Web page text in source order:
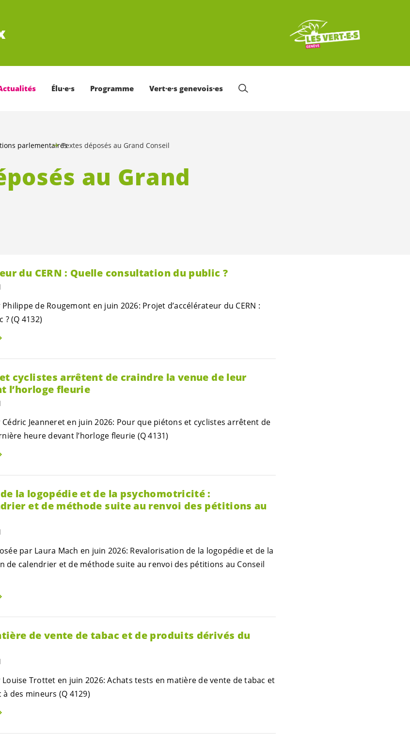
Élu·e·s Programme Vert·e·s genevois·es
parlementairesTextes déposés au Grand Conseil
au Grand
du CERN : Quelle consultation du public ?
de Rougemont en juin 2026: Projet d’accélérateur du CERN :
(Q 4132)
cyclistes arrêtent de craindre la venue de leur
l’horloge fleurie
Jeanneret en juin 2026: Pour que piétons et cyclistes arrêtent de
heure devant l’horloge fleurie (Q 4131)
la logopédie et de la psychomotricité :
et de méthode suite au renvoi des pétitions au
par Laura Mach en juin 2026: Revalorisation de la logopédie et de la
de calendrier et de méthode suite au renvoi des pétitions au Conseil
de vente de tabac et de produits dérivés du
Trottet en juin 2026: Achats tests en matière de vente de tabac et
des mineurs (Q 4129)